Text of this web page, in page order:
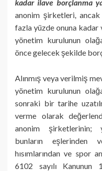
kadar ilave borçlanma
anonim şirketleri,
fazla yüzde onuna kadar
yönetim kurulunun
önce gelecek şekilde
Alınmış veya verilmiş
yönetim kurulunun
sonraki bir tarihe
verme olarak
anonim şirketlerinin;
bunların eşlerinden
hısımlarından ve spor
6102 sayılı Kanunun